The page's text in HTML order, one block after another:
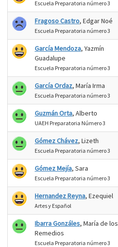
Escuela Preparatoria número 3
Fragoso Castro, Edgar Noé
Escuela Preparatoria número 3
García Mendoza, Yazmín
Guadalupe
Escuela Preparatoria número 3
García Ordaz, María Irma
Escuela Preparatoria número 3
Guzmán Orta, Alberto
UAEH Preparatoria Número 3
Gómez Chávez, Lizeth
Escuela Preparatoria número 3
Gómez Mejía, Sara
Escuela Preparatoria número 3
Hernandez Reyna, Ezequiel
Artes y Español
Ibarra Gonzáles, María de los
Remedios
Escuela Preparatoria número 3